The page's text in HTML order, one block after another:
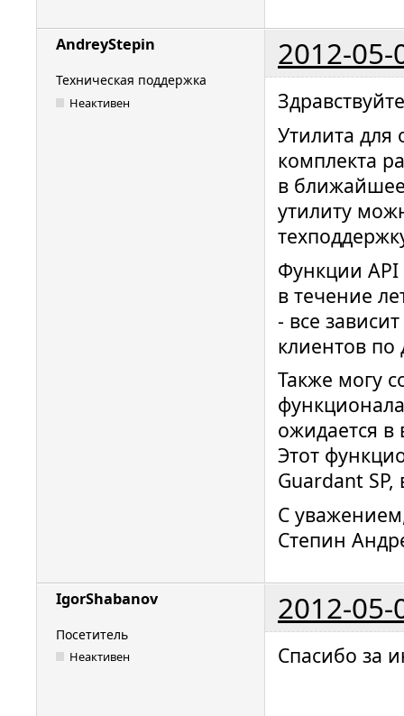
AndreyStepin 2012-05-
Техническая поддержка
Неактивен
Утилита для
комплекта
в
утилиту
Функции API
в течение
- все
клиентов по
Также могу
ожидается в
Этот
Guardant
С
Степин
IgorShabanov 2012-05-
Посетитель
Неактивен Спасибо за